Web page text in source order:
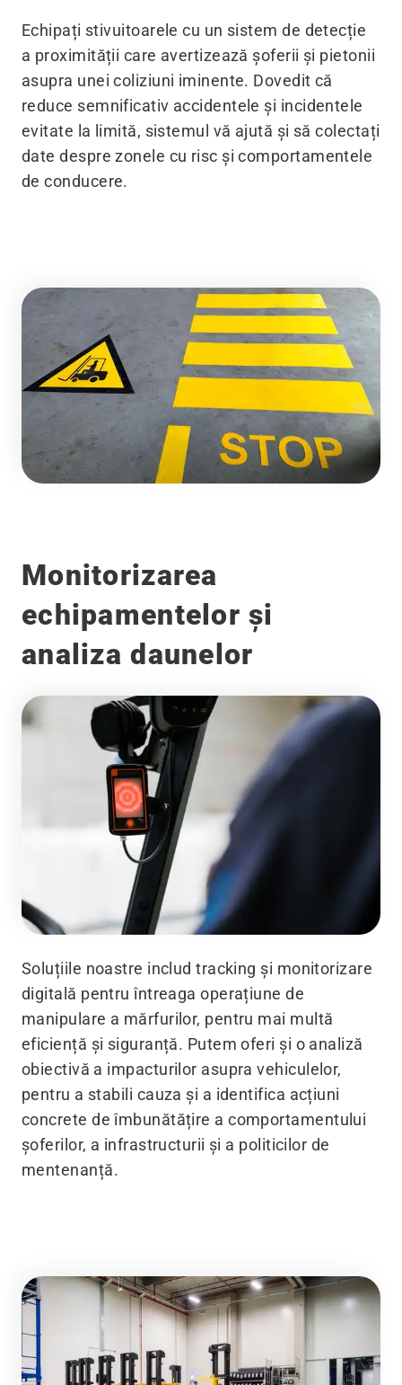
Echipați stivuitoarele cu un sistem de detecție
a proximității care avertizează șoferii și pietonii
asupra unei coliziuni iminente. Dovedit că
reduce semnificativ accidentele și incidentele
evitate la limită, sistemul vă ajută și să colectați
date despre zonele cu risc și comportamentele
de conducere.
Monitorizarea
echipamentelor și
analiza daunelor
Soluțiile noastre includ tracking și monitorizare
digitală pentru întreaga operațiune de
manipulare a mărfurilor, pentru mai multă
eficiență și siguranță. Putem oferi și o analiză
obiectivă a impacturilor asupra vehiculelor,
pentru a stabili cauza și a identifica acțiuni
concrete de îmbunătățire a comportamentului
șoferilor, a infrastructurii și a politicilor de
mentenanță.